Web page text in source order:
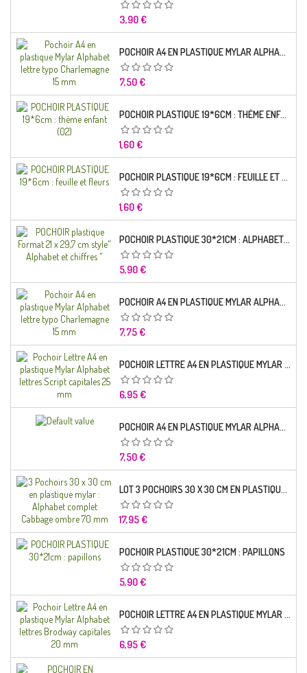
Prix
3,90 €
POCHOIR A4 EN PLASTIQUE MYLAR ALPHABET LETTRE TYPO CHARLEMAGNE
Prix
7,50 €
POCHOIR PLASTIQUE 19*6CM : THÈME ENFANT (02)
Prix
1,60 €
POCHOIR PLASTIQUE 19*6CM : FEUILLE ET FLEURS
Prix
1,60 €
POCHOIR PLASTIQUE 30*21CM : ALPHABET (02)
Prix
5,90 €
POCHOIR A4 EN PLASTIQUE MYLAR ALPHABET LETTRE TYPO RAVIE 30 MM
Prix
7,75 €
POCHOIR LETTRE A4 EN PLASTIQUE MYLAR ALPHABET LETTRES SCRIPT CAPITALES 25 MM
Prix
6,95 €
POCHOIR A4 EN PLASTIQUE MYLAR ALPHABET LETTRE TYPO SCIENCE 35 MM
Prix
7,50 €
LOT 3 POCHOIRS 30 X 30 CM EN PLASTIQUE MYLAR : ALPHABET COMPLET CABBAGE OMBRE 70 MM
Prix
17,95 €
POCHOIR PLASTIQUE 30*21CM : PAPILLONS
Prix
5,90 €
POCHOIR LETTRE A4 EN PLASTIQUE MYLAR ALPHABET LETTRES BRODWAY CAPITALES 20 MM
Prix
6,95 €